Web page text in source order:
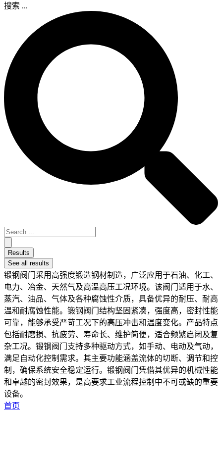
搜索 ...
Results
See all results
锻钢阀门采用高强度锻造钢材制造，广泛应用于石油、化工、
电力、冶金、天然气及高温高压工况环境。该阀门适用于水、
蒸汽、油品、气体及各种腐蚀性介质，具备优异的耐压、耐高
温和耐腐蚀性能。锻钢阀门结构坚固紧凑，强度高，密封性能
可靠，能够承受严苛工况下的高压冲击和温度变化。产品特点
包括耐磨损、抗疲劳、寿命长、维护简便，适合频繁启闭及复
杂工况。锻钢阀门支持多种驱动方式，如手动、电动及气动，
满足自动化控制需求。其主要功能涵盖流体的切断、调节和控
制，确保系统安全稳定运行。锻钢阀门凭借其优异的机械性能
和卓越的密封效果，是高要求工业流程控制中不可或缺的重要
设备。
首页